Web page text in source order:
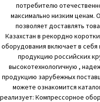
потребителю
максимально низким ценам.
позволяет доставлять
Казахстан в рекордно
оборудования включает в
продукцию российских
высокотехнологичную ,
продукцию зарубежных
можете ознакомится
реализует: Компрессорное